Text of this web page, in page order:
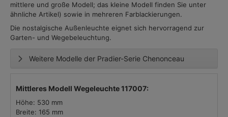
mittlere und große Modell; das kleine Modell finden Sie unter
ähnliche Artikel) sowie in mehreren Farblackierungen.
Die nostalgische Außenleuchte eignet sich hervorragend zur
Garten- und Wegebeleuchtung.
Weitere Modelle der Pradier-Serie Chenonceau
Mittleres Modell Wegeleuchte 117007:
Höhe: 530 mm
Breite: 165 mm